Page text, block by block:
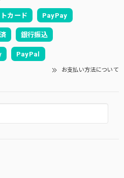
カード PayPay
銀行振込
PayPal
お支払い方法について